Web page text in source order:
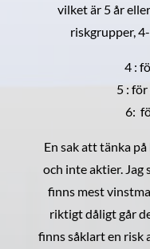
vilket är 5 år
riskgrupper,
4 :
5 :
6:
En sak att tänka
och inte aktier. Jag
finns mest
riktigt dåligt går
finns såklart en risk